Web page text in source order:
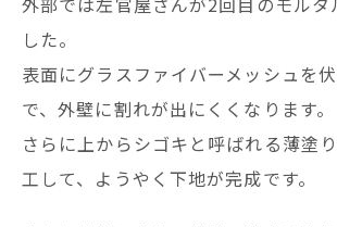
した。
表面にグラスファイバーメッシュを
で、外壁に割れが出にくくなります。
さらに上からシゴキと呼ばれる薄塗
工して、ようやく下地が完成です。